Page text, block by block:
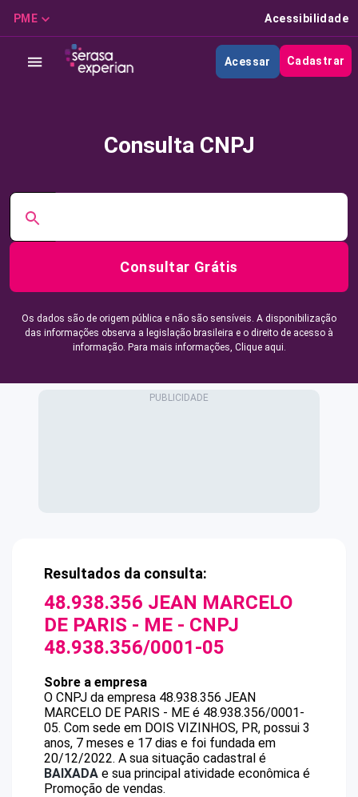
PME Acessibilidade
Acessar Cadastrar
Consulta CNPJ
Consultar Grátis
Os dados são de origem pública e não são sensíveis. A disponibilização
das informações observa a legislação brasileira e o direito de acesso à
informação. Para mais informações, Clique aqui.
Resultados da consulta:
48.938.356 JEAN MARCELO
DE PARIS - ME - CNPJ
48.938.356/0001-05
Sobre a empresa
O CNPJ da empresa 48.938.356 JEAN
MARCELO DE PARIS - ME é 48.938.356/0001-
05. Com sede em DOIS VIZINHOS, PR, possui 3
anos, 7 meses e 17 dias e foi fundada em
20/12/2022. A sua situação cadastral é
BAIXADA e sua principal atividade econômica é
Promoção de vendas.